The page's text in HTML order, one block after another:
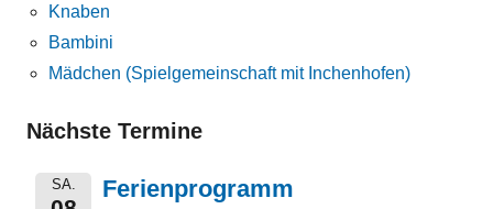
Knaben
Bambini
Mädchen (Spielgemeinschaft mit Inchenhofen)
Nächste Termine
SA. Ferienprogramm